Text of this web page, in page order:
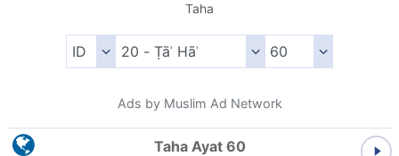
Taha
Ads by Muslim Ad Network
Taha Ayat 60